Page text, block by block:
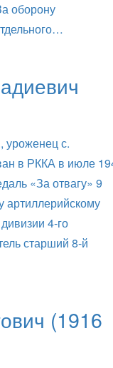
оборону
уроженец с.
в РККА в июле
«За отвагу» 9
4-го
старший 8-й
(1916